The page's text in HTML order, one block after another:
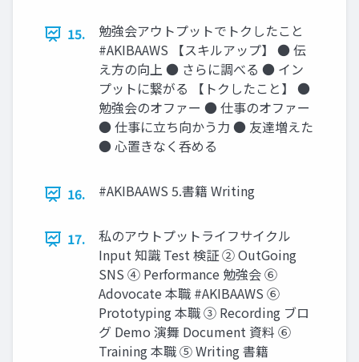
15.
勉強会アウトプットでトクしたこと
#AKIBAAWS 【スキルアップ】 ● 伝
え方の向上 ● さらに調べる ● イン
プットに繋がる 【トクしたこと】 ●
勉強会のオファー ● 仕事のオファー
● 仕事に立ち向かう力 ● 友達増えた
● 心置きなく呑める
16. #AKIBAAWS 5.書籍 Writing
17.
私のアウトプットライフサイクル
Input 知識 Test 検証 ② OutGoing
SNS ④ Performance 勉強会 ⑥
Adovocate 本職 #AKIBAAWS ⑥
Prototyping 本職 ③ Recording ブロ
グ Demo 演舞 Document 資料 ⑥
Training 本職 ⑤ Writing 書籍